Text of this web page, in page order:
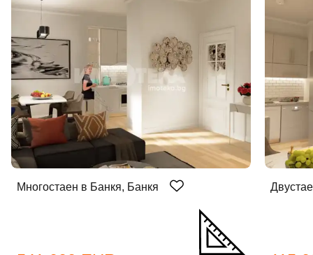
Многостаен в Банкя, Банкя